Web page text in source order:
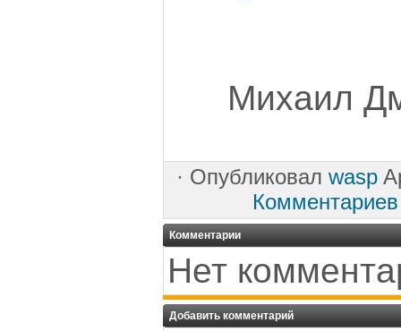
Михаил
· Опубликовал wasp
Комментариев
Комментарии
Нет
Добавить комментарий